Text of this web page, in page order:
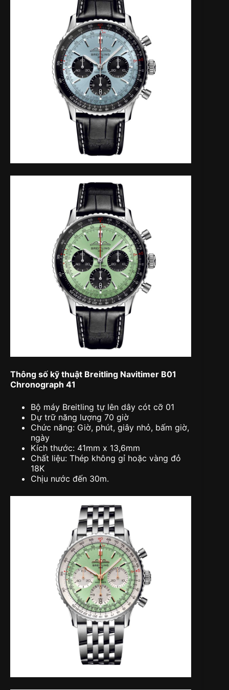
Thông số kỹ thuật Breitling Navitimer B01
Chronograph 41
Bộ máy Breitling tự lên dây cót cỡ 01
Dự trữ năng lượng 70 giờ
Chức năng: Giờ, phút, giây nhỏ, bấm giờ,
ngày
Kích thước: 41mm x 13,6mm
Chất liệu: Thép không gỉ hoặc vàng đỏ
18K
Chịu nước đến 30m.